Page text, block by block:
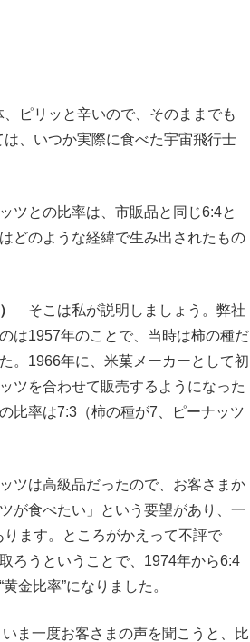
ピリッと辛いので、そのままでも
、いつか実際に食べた宇宙飛行士
との比率は、市販品と同じ6:4と
どのような経緯で生み出されたもの
そこは私が説明しましょう。弊社
は1957年のことで、当時は柿の種だ
。1966年に、米菓メーカーとして初
ツを合わせて販売するようになった
比率は7:3（柿の種が7、ピーナッツ
ツは高級品だったので、お客さまか
が食べたい」という要望があり、一
ります。ところがかえって不評で
ろうということで、1974年から6:4
金比率”になりました。
ま一度お客さまの声を聞こうと、比